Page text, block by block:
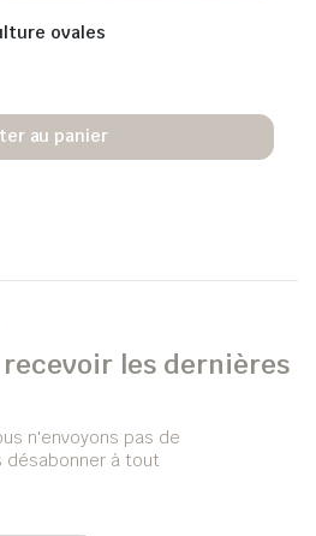
ovales
au panier
les dernières
n'envoyons pas de
désabonner à tout